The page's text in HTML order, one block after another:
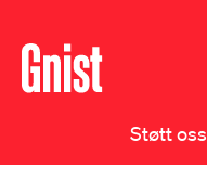
Støtt oss